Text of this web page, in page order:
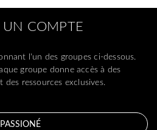
UN COMPTE
l'un des groupes ci-dessous.
groupe donne accès à des
ressources exclusives.
PASSIONÉ